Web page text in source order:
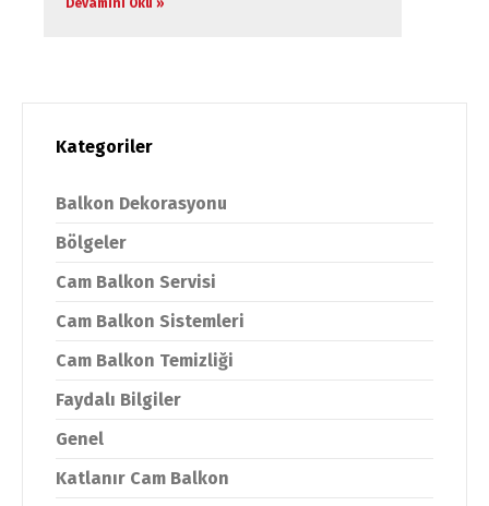
Devamını Oku »
Kategoriler
Balkon Dekorasyonu
Bölgeler
Cam Balkon Servisi
Cam Balkon Sistemleri
Cam Balkon Temizliği
Faydalı Bilgiler
Genel
Katlanır Cam Balkon